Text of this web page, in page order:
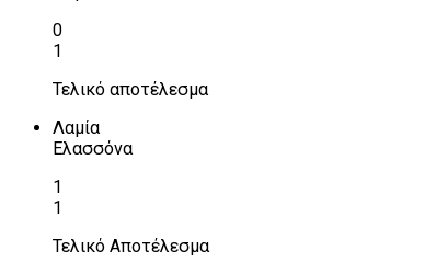
0
1
Τελικό αποτέλεσμα
Λαμία
Ελασσόνα
1
1
Τελικό Αποτέλεσμα